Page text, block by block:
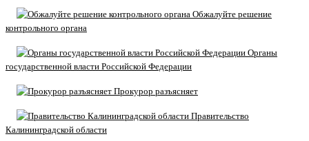
Обжалуйте решение
контрольного органа
Органы
государственной власти Российской Федерации
Прокурор разъясняет
Правительство
Калининградской области